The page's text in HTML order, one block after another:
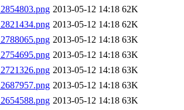
2013-05-12 14:18 62K
2013-05-12 14:18 62K
2013-05-12 14:18 63K
2013-05-12 14:18 63K
2013-05-12 14:18 63K
2013-05-12 14:18 63K
2013-05-12 14:18 63K